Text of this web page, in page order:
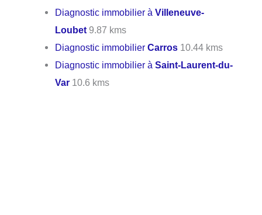
Diagnostic immobilier àVilleneuve-
Loubet 9.87 kms
Diagnostic immobilierCarros 10.44 kms
Diagnostic immobilier àSaint-Laurent-du-
Var 10.6 kms